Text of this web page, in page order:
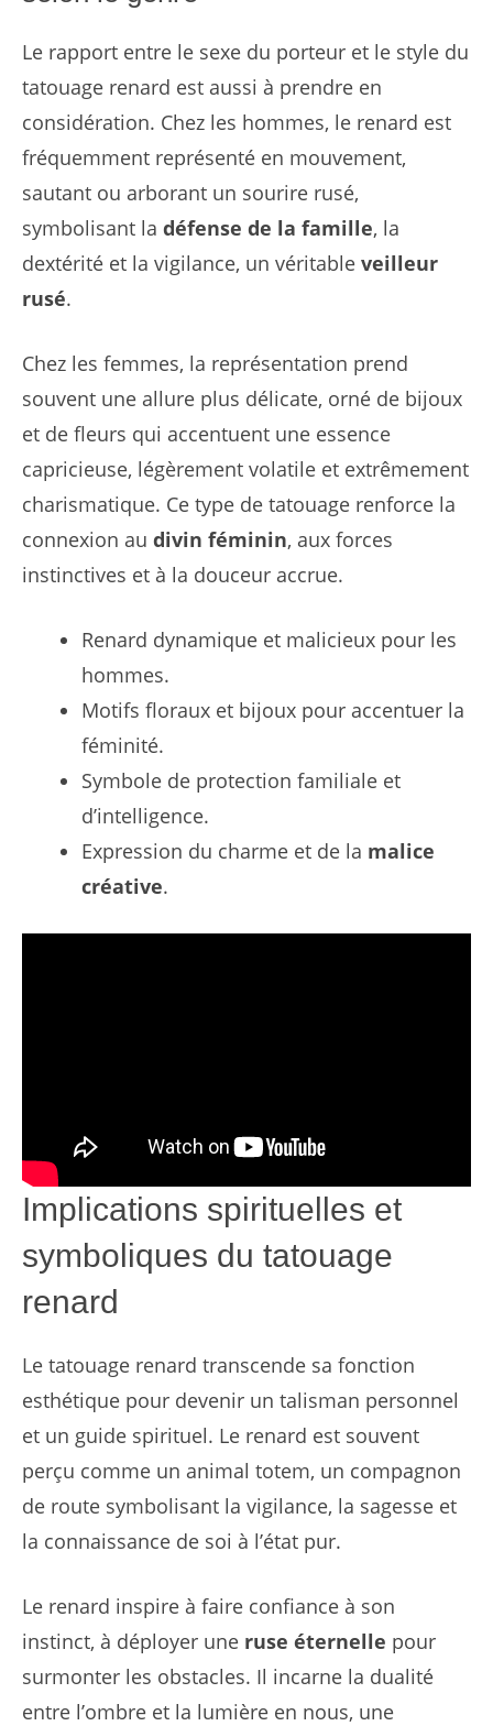
Le rapport entre le sexe du porteur et le style du
tatouage renard est aussi à prendre en
considération. Chez les hommes, le renard est
fréquemment représenté en mouvement,
sautant ou arborant un sourire rusé,
symbolisant la défense de la famille, la
dextérité et la vigilance, un véritable veilleur
rusé.
Chez les femmes, la représentation prend
souvent une allure plus délicate, orné de bijoux
et de fleurs qui accentuent une essence
capricieuse, légèrement volatile et extrêmement
charismatique. Ce type de tatouage renforce la
connexion au divin féminin, aux forces
instinctives et à la douceur accrue.
Renard dynamique et malicieux pour les
hommes.
Motifs floraux et bijoux pour accentuer la
féminité.
Symbole de protection familiale et
d’intelligence.
Expression du charme et de la malice
créative.
Implications spirituelles et
symboliques du tatouage
renard
Le tatouage renard transcende sa fonction
esthétique pour devenir un talisman personnel
et un guide spirituel. Le renard est souvent
perçu comme un animal totem, un compagnon
de route symbolisant la vigilance, la sagesse et
la connaissance de soi à l’état pur.
Le renard inspire à faire confiance à son
instinct, à déployer une ruse éternelle pour
surmonter les obstacles. Il incarne la dualité
entre l’ombre et la lumière en nous, une